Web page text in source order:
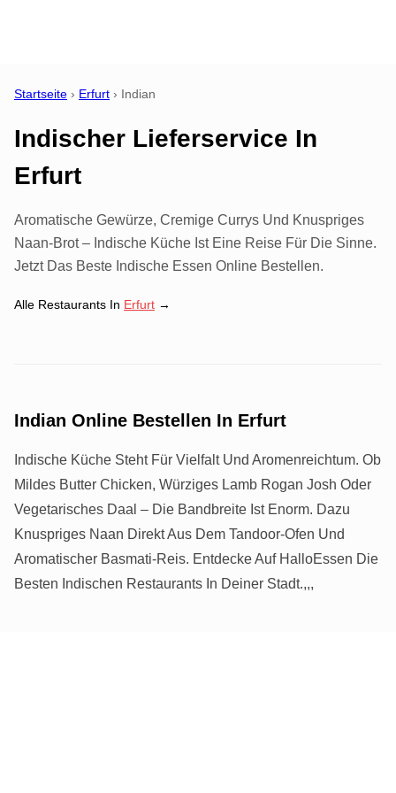
Startseite › Erfurt › Indian
Indischer Lieferservice In
Erfurt
Aromatische Gewürze, Cremige Currys Und Knuspriges
Naan-Brot – Indische Küche Ist Eine Reise Für Die Sinne.
Jetzt Das Beste Indische Essen Online Bestellen.
Alle Restaurants In Erfurt →
Indian Online Bestellen In Erfurt
Indische Küche Steht Für Vielfalt Und Aromenreichtum. Ob
Mildes Butter Chicken, Würziges Lamb Rogan Josh Oder
Vegetarisches Daal – Die Bandbreite Ist Enorm. Dazu
Knuspriges Naan Direkt Aus Dem Tandoor-Ofen Und
Aromatischer Basmati-Reis. Entdecke Auf HalloEssen Die
Besten Indischen Restaurants In Deiner Stadt.,,,